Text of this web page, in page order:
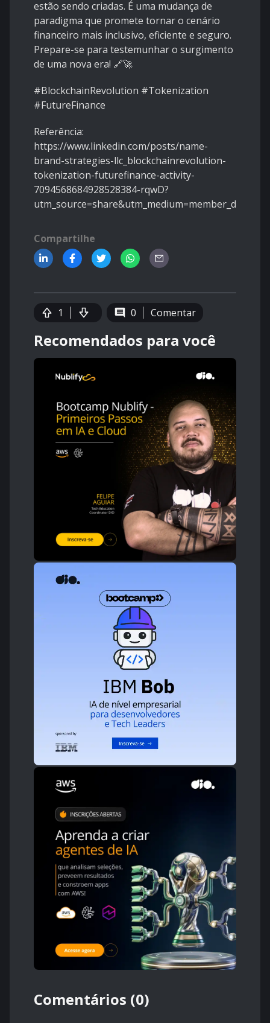
estão sendo criadas. É uma mudança de
paradigma que promete tornar o cenário
financeiro mais inclusivo, eficiente e seguro.
Prepare-se para testemunhar o surgimento
de uma nova era! 🔗🚀
#BlockchainRevolution #Tokenization
#FutureFinance
Referência:
https://www.linkedin.com/posts/name-
brand-strategies-llc_blockchainrevolution-
tokenization-futurefinance-activity-
7094568684928528384-rqwD?
utm_source=share&utm_medium=member_desktop
Compartilhe
1 0 Comentar
Recomendados para você
Comentários (0)